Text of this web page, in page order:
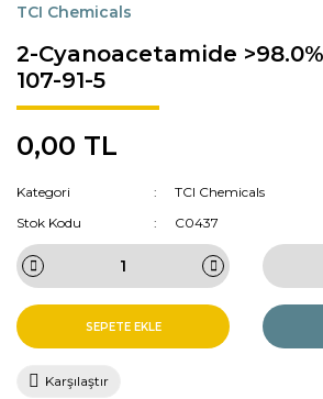
TCI Chemicals
2-Cyanoacetamide
107-91-5
0,00 TL
Kategori
TCI Chemicals
Stok Kodu
C0437
SEPETE EKLE
Karşılaştır